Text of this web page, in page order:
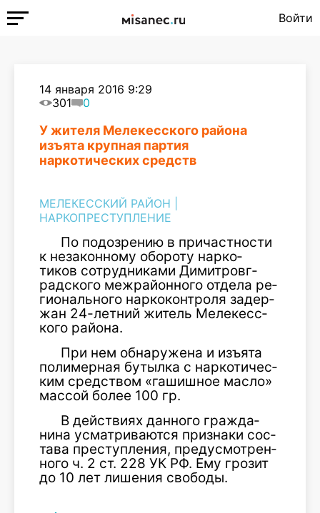
Войти
14 января 2016 9:29
301
0
У жителя Мелекесского района
изъята крупная партия
наркотических средств
МЕЛЕКЕССКИЙ РАЙОН
НАРКОПРЕСТУПЛЕНИЕ
По по­доз­ре­нию в при­част­нос­ти
к не­закон­но­му обо­роту нар­ко­
тиков сот­рудни­ками Ди­мит­ровг­
рад­ско­го меж­район­но­го от­де­ла ре­
ги­ональ­но­го нар­ко­конт­ро­ля за­дер­
жан 24-лет­ний жи­тель Ме­лекесс­
ко­го района.
При нем об­на­руже­на и изъята
по­лимер­ная бу­тыл­ка с нар­ко­тичес­
ким средс­твом «га­шиш­ное мас­ло»
мас­сой бо­лее 100 гр.
В дей­стви­ях дан­но­го граж­да­
нина ус­матри­ва­ют­ся приз­на­ки сос­
та­ва прес­тупле­ния, пре­дус­мотрен­
но­го ч. 2 ст. 228 УК РФ. Ему гро­зит
до 10 лет ли­шения сво­боды.